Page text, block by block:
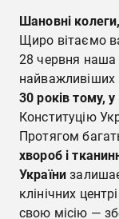
Шановні
Щиро вітаємо
28 червня наша
найважливіших
30 років тому,
Конституцію
Протягом
хвороб і
України
клінічних
свою місію —